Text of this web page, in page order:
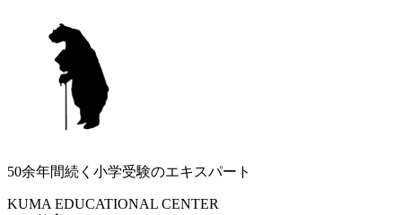
50余年間続く小学受験のエキスパート
KUMA EDUCATIONAL CENTER